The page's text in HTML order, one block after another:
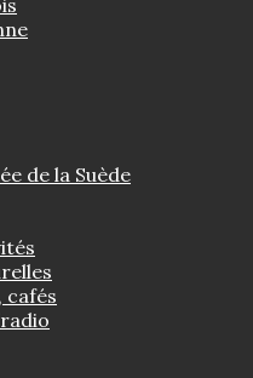
de la Suède
cafés